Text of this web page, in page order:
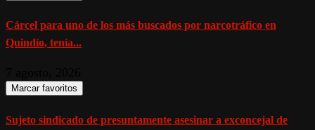
Cárcel para uno de los más buscados por narcotráfico en
Quindío, tenía...
Marcar favoritos
Sujeto sindicado de presuntamente asesinar a exconcejal de